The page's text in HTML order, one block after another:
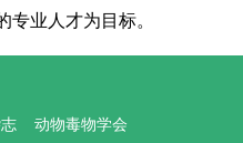
业人才为目标。
动物毒物学会